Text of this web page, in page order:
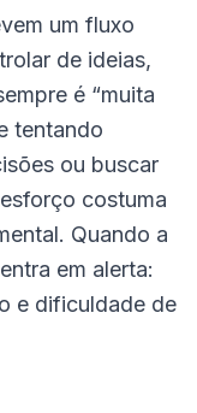
um fluxo
de ideias,
é “muita
tentando
ou buscar
costuma
Quando a
em alerta:
e dificuldade de